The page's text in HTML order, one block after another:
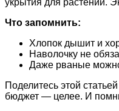
укрытия для растений.
Что запомнить:
Хлопок дышит и
Наволочку не
Даже рваные можно
Поделитесь этой
бюджет — целее. И